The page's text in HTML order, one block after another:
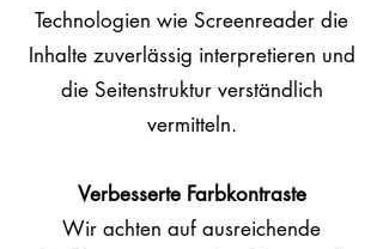
Technologien wie Screenreader die
Inhalte zuverlässig interpretieren und
die Seitenstruktur verständlich
vermitteln.
Verbesserte Farbkontraste
Wir achten auf ausreichende